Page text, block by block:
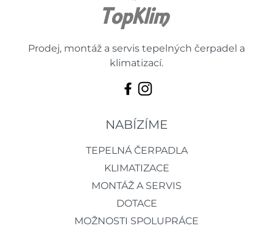
Prodej, montáž a servis tepelných čerpadel a
klimatizací.
NABÍZÍME
TEPELNÁ ČERPADLA
KLIMATIZACE
MONTÁŽ A SERVIS
DOTACE
MOŽNOSTI SPOLUPRÁCE